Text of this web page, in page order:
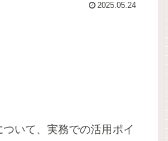
2025.05.24
いて、実務での活用ポイ